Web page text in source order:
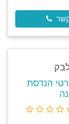
הנדסת